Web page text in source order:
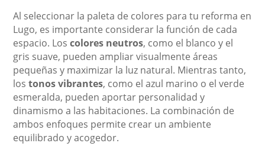
Al seleccionar la paleta de colores para tu reforma en
Lugo, es importante considerar la función de cada
espacio. Loscolores neutros, como el blanco y el
gris suave, pueden ampliar visualmente áreas
pequeñas y maximizar la luz natural. Mientras tanto,
lostonos vibrantes, como el azul marino o el verde
esmeralda, pueden aportar personalidad y
dinamismo a las habitaciones. La combinación de
ambos enfoques permite crear un ambiente
equilibrado y acogedor.